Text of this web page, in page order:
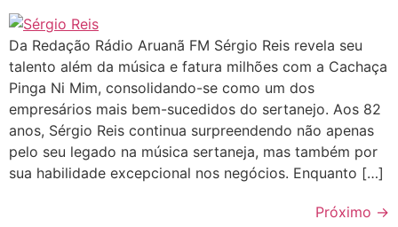
Da Redação Rádio Aruanã FM Sérgio Reis revela seu
talento além da música e fatura milhões com a Cachaça
Pinga Ni Mim, consolidando-se como um dos
empresários mais bem-sucedidos do sertanejo. Aos 82
anos, Sérgio Reis continua surpreendendo não apenas
pelo seu legado na música sertaneja, mas também por
sua habilidade excepcional nos negócios. Enquanto […]
Próximo →